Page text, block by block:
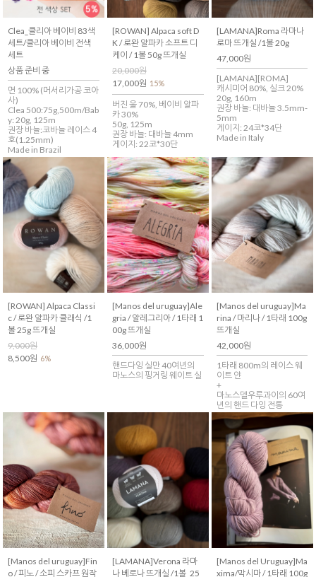
Clea_클리아 베이비 83색
세트/클리아 베이비 전색
세트
상품 준비 중
면 100% (머서리가공 코아
사)
Clea 500:75g,500m/Bab
y: 20g, 125m
권장 바늘:코바늘 레이스 4
호(1.25mm)
Made in Brazil
[ROWAN] Alpaca soft D
K / 로완 알파카 소프트 디
케이 / 1볼 50g 뜨개실
20,000원
17,000원 15%
버진 울 70%, 베이비 알파
카 30%
50g, 125m
권장 바늘: 대바늘 4mm
게이지: 22코*30단
[LAMANA]Roma 라마나
로마 뜨개실 /1볼 20g
47,000원
[LAMANA][ROMA]
캐시미어 80%, 실크 20%
20g, 160m
권장 바늘: 대바늘 3.5mm-
5mm
게이지: 24코*34단
Made in Italy
[ROWAN] Alpaca Classi
c / 로완 알파카 클래식 /1
볼 25g 뜨개실
9,000원
8,500원 6%
[Manos del uruguay]Ale
gria / 알레그리아 / 1타래 1
00g 뜨개실
36,000원
핸드다잉 실만 40여년의
마노스의 핑거링 웨이트 실
[Manos del uruguay]Ma
rina / 마리나 / 1타래 100g
뜨개실
42,000원
1타래 800m의 레이스 웨
이트 얀
+
마노스델우루과이의 60여
년의 핸드 다잉 전통
[Manos del uruguay]Fin
o / 피노 / 소피 스카프 원작
[LAMANA]Verona 라마
나 베로나 뜨개실 /1볼_25
[Manos del Uruguay]Ma
xima/막시마 / 1타래 100g